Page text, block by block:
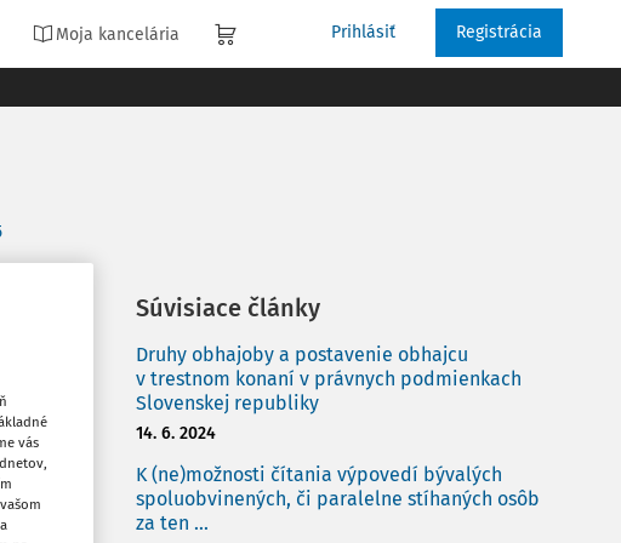
Moja kancelária Prihlásiť Registrácia
Zdieľať
Súvisiace články
Druhy obhajoby a postavenie obhajcu
v trestnom konaní v právnych podmienkach
Slovenskej republiky
14. 6. 2024
K (ne)možnosti čítania výpovedí bývalých
spoluobvinených, či paralelne stíhaných osôb
za ten ...
vás